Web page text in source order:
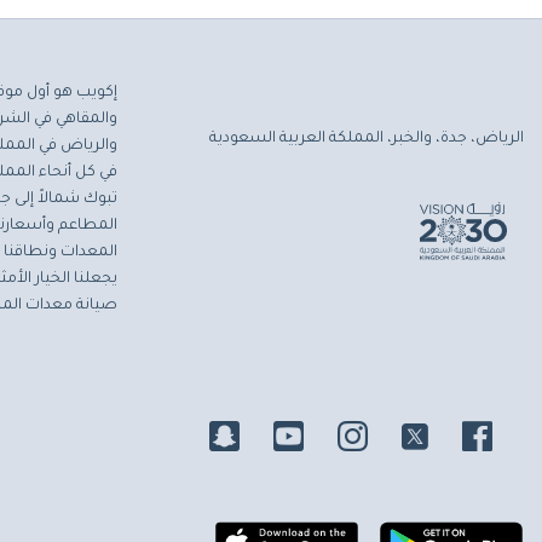
الرياض، جدة، والخبر، المملكة العربية السعودية
إكويب هو أول
والمقاهي في
والرياض في
في كل أنحاء
تبوك شمالاً إلى
المطاعم
المعدات
يجعلنا الخيار
صيانة معدات